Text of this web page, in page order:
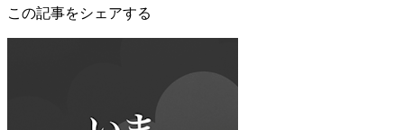
この記事をシェアする